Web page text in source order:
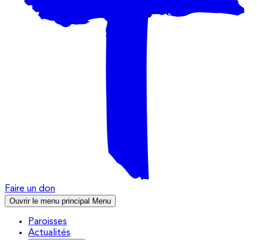
Faire un don
Ouvrir le menu principal Menu
Paroisses
Actualités